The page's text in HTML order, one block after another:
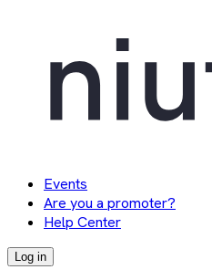
Events
Are you a promoter?
Help Center
Log in